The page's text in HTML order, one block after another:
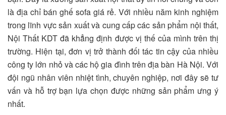
là địa chỉ bán ghế sofa giá rẻ. Với nhiều năm kinh nghiệm
trong lĩnh vực sản xuất và cung cấp các sản phẩm nội thất,
Nội Thất KDT đã khẳng định được vị thế của mình trên thị
trường. Hiện tại, đơn vị trở thành đối tác tin cậy của nhiều
công ty lớn nhỏ và các hộ gia đình trên địa bàn Hà Nội. Với
đội ngũ nhân viên nhiệt tình, chuyên nghiệp, nơi đây sẽ tư
vấn và hỗ trợ bạn lựa chọn được những sản phẩm ưng ý
nhất.